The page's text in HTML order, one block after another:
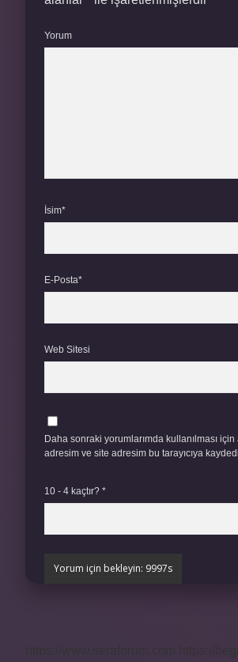
Yorum
İsim*
E-Posta*
Web Sitesi
Daha sonraki yorumlarımda kullanılması için
adresim ve site adresim bu tarayıcıya
10 - 4 kaçtır? *